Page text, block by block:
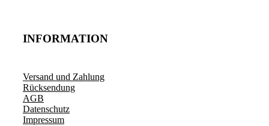
INFORMATION
Versand und Zahlung
Rücksendung
AGB
Datenschutz
Impressum